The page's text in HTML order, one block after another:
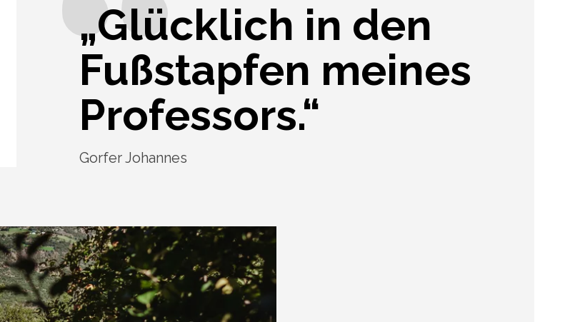
„Glücklich in den
Fußstapfen meines
Professors.“
Gorfer Johannes